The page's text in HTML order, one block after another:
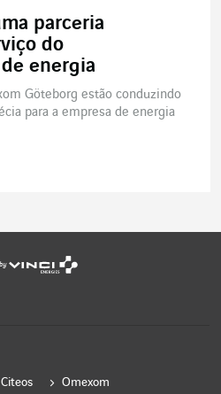
parceria
do
energia
Göteborg estão conduzindo
para a empresa de energia
Citeos
Omexom